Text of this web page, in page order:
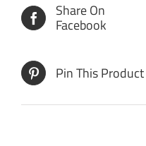
Share On
Facebook
Pin This Product